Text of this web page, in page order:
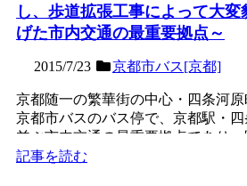
し、歩道拡張工事によって大変
げた市内交通の最重要拠点～
2015/7/23 京都市バス[京都]
京都随一の繁華街の中心・四条河原
京都市バスのバス停で、京都駅・四
並ぶ市内交通の最重要拠点であり
線の終点・河原町駅と...
記事を読む